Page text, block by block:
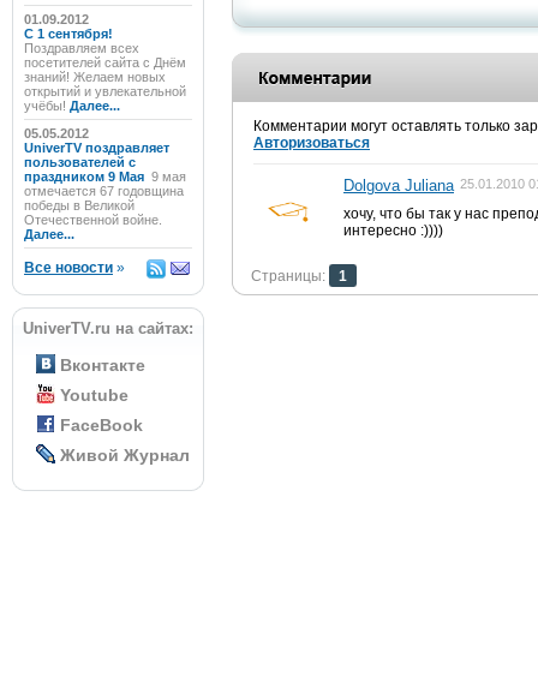
01.09.2012
C 1 сентября!
Поздравляем всех
посетителей сайта с Днём
знаний! Желаем новых
открытий и увлекательной
учёбы! Далее...
05.05.2012
UniverTV поздравляет
пользователей с
праздником 9 Мая 9 мая
отмечается 67 годовщина
победы в Великой
Отечественной войне.
Далее...
Все новости »
UniverTV.ru на сайтах:
Вконтакте
Youtube
FaceBook
Живой Журнал
Комментарии могут оставлять только
Авторизоваться
Dolgova Juliana 25.01.2010
хочу, что бы так у нас
интересно :))))
Страницы: 1